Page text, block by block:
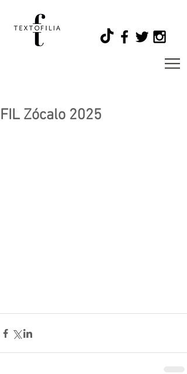
FIL Zócalo 2025